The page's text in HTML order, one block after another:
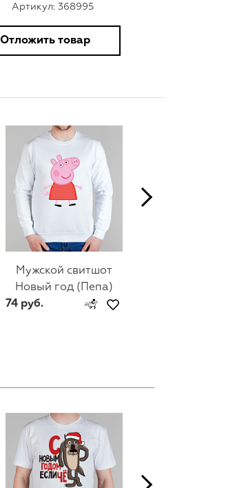
Артикул: 368995
Отложить товар
Мужской свитшот
Новый год (Пепа)
74 руб.